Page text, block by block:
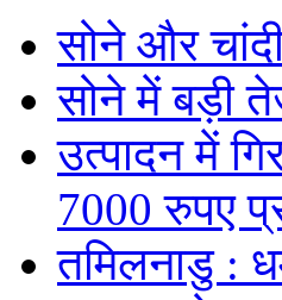
सोने और
सोने में बड़ी
उत्पादन में
7000 रुपए
तमिलनाडु :